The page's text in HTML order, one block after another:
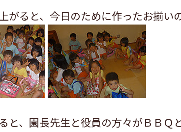
がると、今日のために作ったお揃い
と、園長先生と役員の方々がＢＢＱ